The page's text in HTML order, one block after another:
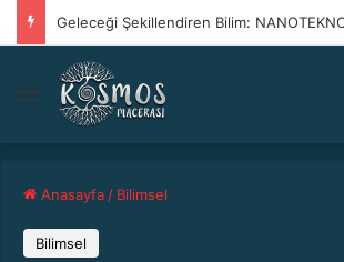
Geleceği Şekillendiren Bilim:
Menü
Anasayfa / Bilimsel
Bilimsel